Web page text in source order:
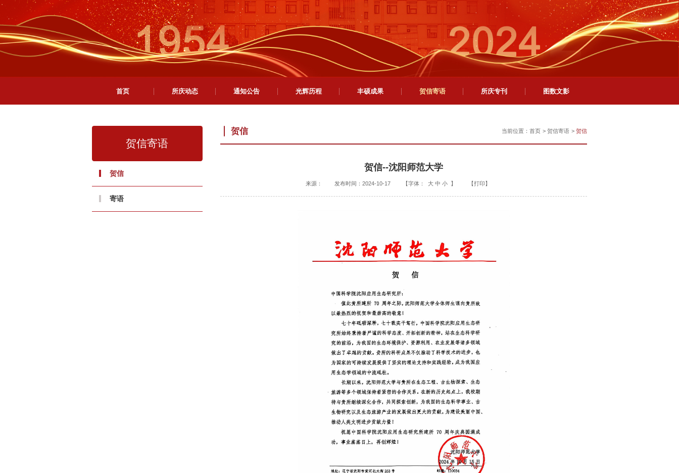
首页 所庆动态 通知公告 光辉历程 丰硕成果 贺信寄语 所庆专刊 图数文影
贺信寄语
贺信
寄语
贺信 当前位置： 首页 > 贺信寄语 > 贺信
贺信--沈阳师范大学
来源： 发布时间：2024-10-17 【字体：大 中小 】 【打印】